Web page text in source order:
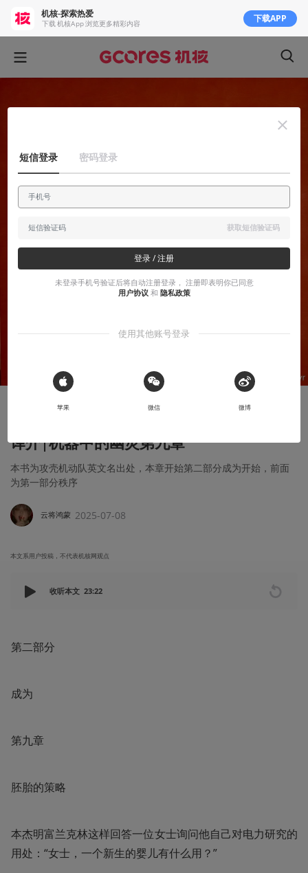
译介|机器中的幽灵第九章
本书为攻壳机动队英文名出处，本章开始第二部分成为开始，前面
为第一部分秩序
云将鸿蒙 2025-07-08
本文系用户投稿，不代表机核网观点
收听本文 23:22
第二部分
成为
第九章
胚胎的策略
本杰明富兰克林这样回答一位女士询问他自己对电力研究的
用处：“女士，一个新生的婴儿有什么用？”
机核-探索热爱
下载 机核App 浏览更多精彩内容 下载APP
短信登录 密码登录
获取短信验证码
登录 / 注册
未登录手机号验证后将自动注册登录， 注册即表明你已同意
用户协议 和 隐私政策
使用其他账号登录
 Sign in with Apple
苹果 微信 微博